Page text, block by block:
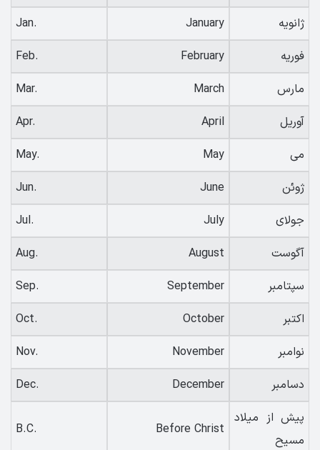
ژانویه
January
Jan.
فوریه
February
Feb.
مارس
March
Mar.
آوریل
April
Apr.
می
May
May.
ژوئن
June
Jun.
جولای
July
Jul.
آگوست
August
Aug.
سپتامبر
September
Sep.
اکتبر
October
Oct.
نوامبر
November
Nov.
دسامبر
December
Dec.
پیش از میلاد
مسیح
Before Christ
B.C.